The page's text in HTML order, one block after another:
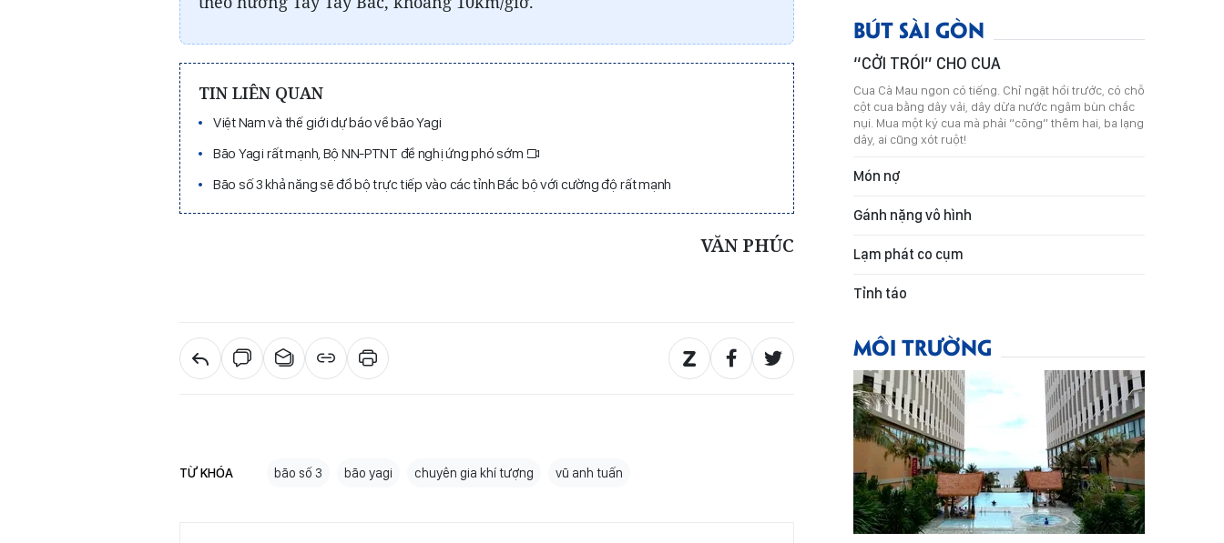
TIN LIÊN QUAN
Việt Nam và thế giới dự báo về bão Yagi
Bão Yagi rất mạnh, Bộ NN-PTNT đề nghị ứng phó sớm
Bão số 3 khả năng sẽ đổ bộ trực tiếp vào các tỉnh Bắc bộ với cường độ rất mạnh
VĂN PHÚC
TỪ KHÓA bão số 3 bão yagi chuyên gia khí tượng vũ anh tuấn
BÚT SÀI GÒN
“CỞI TRÓI” CHO CUA
Cua Cà Mau ngon có tiếng. Chỉ ngặt hồi trước, có chỗ
cột cua bằng dây vải, dây dừa nước ngâm bùn chắc
nụi. Mua một ký cua mà phải “cõng” thêm hai, ba lạng
dây, ai cũng xót ruột!
Món nợ
Gánh nặng vô hình
Lạm phát co cụm
Tỉnh táo
MÔI TRƯỜNG